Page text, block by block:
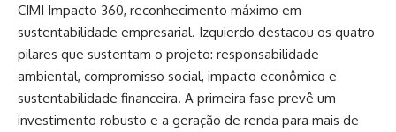
CIMI Impacto 360, reconhecimento máximo em
sustentabilidade empresarial. Izquierdo destacou os quatro
pilares que sustentam o projeto: responsabilidade
ambiental, compromisso social, impacto econômico e
sustentabilidade financeira. A primeira fase prevê um
investimento robusto e a geração de renda para mais de